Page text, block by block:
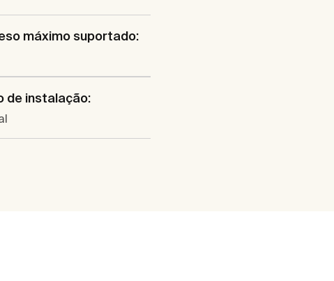
máximo suportado:
de instalação: